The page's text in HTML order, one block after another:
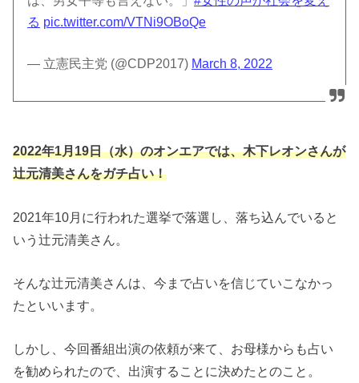
る pic.twitter.com/VTNi9OBoQe
— 立憲民主党 (@CDP2017) March 8, 2022
2022年1月19日（水）のオンエアでは、木下レオンさんが
辻元清美さんをガチ占い！
2021年10月に行われた選挙で落選し、落ち込んでいると
いう辻元清美さん。
そんな辻元清美さんは、今まで占いを信じていこなかっ
たといいます。
しかし、今回番組出演の依頼が来て、お母様からも占い
を勧められたので、出演することに決めたとのこと。